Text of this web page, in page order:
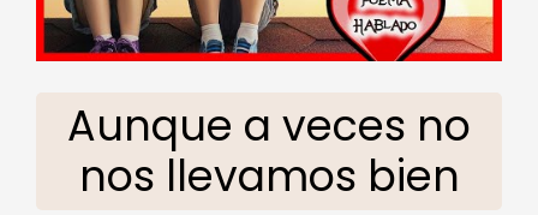
Aunque a veces no
nos llevamos bien